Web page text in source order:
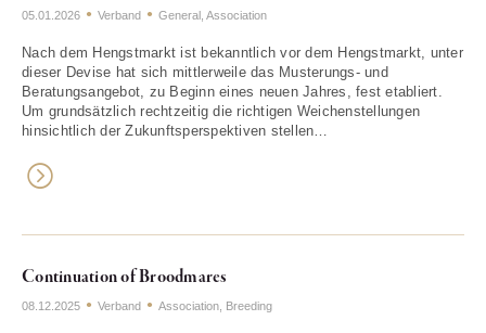
05.01.2026 Verband General Association
Nach dem Hengstmarkt ist bekanntlich vor dem Hengstmarkt, unter
dieser Devise hat sich mittlerweile das Musterungs- und
Beratungsangebot, zu Beginn eines neuen Jahres, fest etabliert.
Um grundsätzlich rechtzeitig die richtigen Weichenstellungen
hinsichtlich der Zukunftsperspektiven stellen…
Continuation of Broodmares
08.12.2025 Verband Association Breeding